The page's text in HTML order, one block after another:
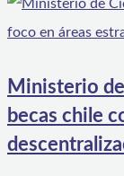
Ministerio
becas chile